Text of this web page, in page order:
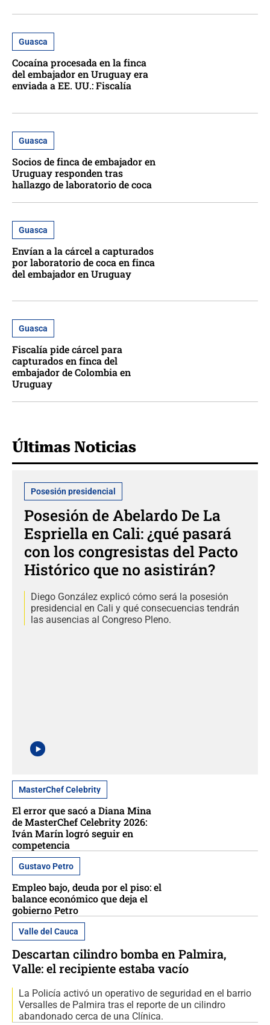
Guasca
Cocaína procesada en la finca
del embajador en Uruguay era
enviada a EE. UU.: Fiscalía
Guasca
Socios de finca de embajador en
Uruguay responden tras
hallazgo de laboratorio de coca
Guasca
Envían a la cárcel a capturados
por laboratorio de coca en finca
del embajador en Uruguay
Guasca
Fiscalía pide cárcel para
capturados en finca del
embajador de Colombia en
Uruguay
Últimas Noticias
Posesión presidencial
Posesión de Abelardo De La
Espriella en Cali: ¿qué pasará
con los congresistas del Pacto
Histórico que no asistirán?
Diego González explicó cómo será la posesión
presidencial en Cali y qué consecuencias tendrán
las ausencias al Congreso Pleno.
MasterChef Celebrity
El error que sacó a Diana Mina
de MasterChef Celebrity 2026:
Iván Marín logró seguir en
competencia
Gustavo Petro
Empleo bajo, deuda por el piso: el
balance económico que deja el
gobierno Petro
Valle del Cauca
Descartan cilindro bomba en Palmira,
Valle: el recipiente estaba vacío
La Policía activó un operativo de seguridad en el barrio
Versalles de Palmira tras el reporte de un cilindro
abandonado cerca de una Clínica.